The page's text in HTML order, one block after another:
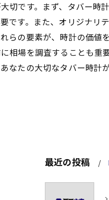
切です。まず、タバー時
です。また、オリジナリ
の要素が、時計の価値
相場を調査することも重
たの大切なタバー時計
最近の投稿